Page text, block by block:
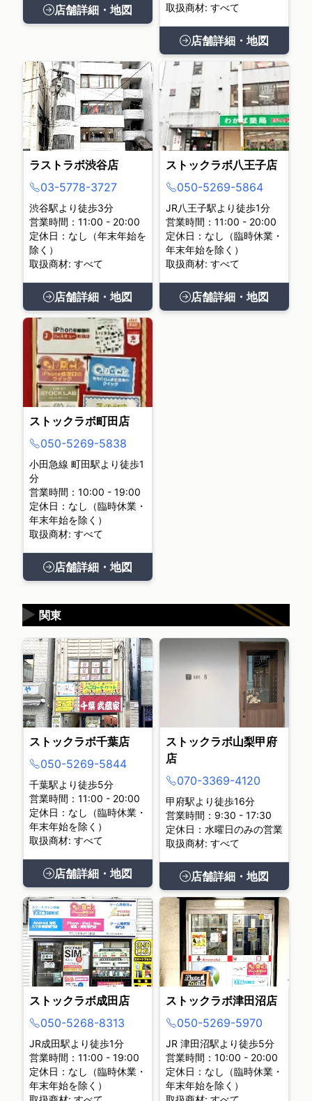
店舗詳細・地図
取扱商材: すべて
店舗詳細・地図
ラストラボ渋谷店
03-5778-3727
渋谷駅より徒歩3分
営業時間：11:00 - 20:00
定休日：なし（年末年始を
除く）
取扱商材: すべて
店舗詳細・地図
ストックラボ八王子店
050-5269-5864
JR八王子駅より徒歩1分
営業時間：11:00 - 20:00
定休日：なし（臨時休業・
年末年始を除く）
取扱商材: すべて
店舗詳細・地図
ストックラボ町田店
050-5269-5838
小田急線 町田駅より徒歩1
分
営業時間：10:00 - 19:00
定休日：なし（臨時休業・
年末年始を除く）
取扱商材: すべて
店舗詳細・地図
関東
▶
ストックラボ千葉店
050-5269-5844
千葉駅より徒歩5分
営業時間：11:00 - 20:00
定休日：なし（臨時休業・
年末年始を除く）
取扱商材: すべて
店舗詳細・地図
ストックラボ山梨甲府
店
070-3369-4120
甲府駅より徒歩16分
営業時間：9:30 - 17:30
定休日：水曜日のみの営業
取扱商材: すべて
店舗詳細・地図
ストックラボ成田店
050-5268-8313
JR成田駅より徒歩1分
営業時間：11:00 - 19:00
定休日：なし（臨時休業・
年末年始を除く）
ストックラボ津田沼店
050-5269-5970
JR 津田沼駅より徒歩5分
営業時間：10:00 - 20:00
定休日：なし（臨時休業・
年末年始を除く）